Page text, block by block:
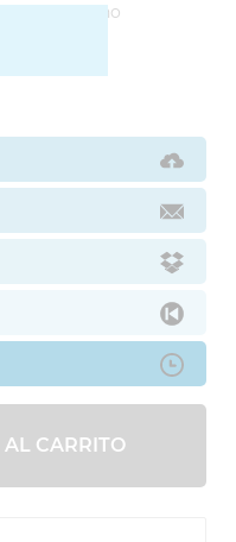
un diseño
CARRITO